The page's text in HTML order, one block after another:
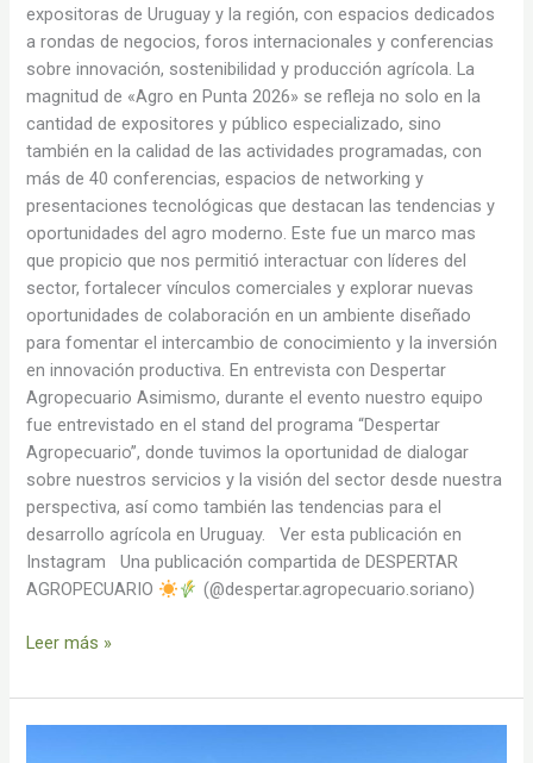
expositoras de Uruguay y la región, con espacios dedicados
a rondas de negocios, foros internacionales y conferencias
sobre innovación, sostenibilidad y producción agrícola. La
magnitud de «Agro en Punta 2026» se refleja no solo en la
cantidad de expositores y público especializado, sino
también en la calidad de las actividades programadas, con
más de 40 conferencias, espacios de networking y
presentaciones tecnológicas que destacan las tendencias y
oportunidades del agro moderno. Este fue un marco mas
que propicio que nos permitió interactuar con líderes del
sector, fortalecer vínculos comerciales y explorar nuevas
oportunidades de colaboración en un ambiente diseñado
para fomentar el intercambio de conocimiento y la inversión
en innovación productiva. En entrevista con Despertar
Agropecuario Asimismo, durante el evento nuestro equipo
fue entrevistado en el stand del programa “Despertar
Agropecuario”, donde tuvimos la oportunidad de dialogar
sobre nuestros servicios y la visión del sector desde nuestra
perspectiva, así como también las tendencias para el
desarrollo agrícola en Uruguay. Ver esta publicación en
Instagram Una publicación compartida de DESPERTAR
AGROPECUARIO
(@despertar.agropecuario.soriano)
Leer más »